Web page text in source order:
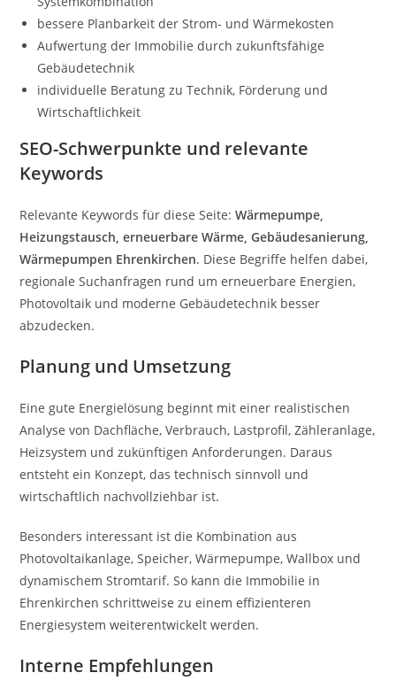
bessere Planbarkeit der Strom- und Wärmekosten
Aufwertung der Immobilie durch zukunftsfähige
Gebäudetechnik
individuelle Beratung zu Technik, Förderung und
Wirtschaftlichkeit
SEO-Schwerpunkte und relevante
Keywords
Relevante Keywords für diese Seite:Wärmepumpe,
Heizungstausch, erneuerbare Wärme, Gebäudesanierung,
Wärmepumpen Ehrenkirchen. Diese Begriffe helfen dabei,
regionale Suchanfragen rund um erneuerbare Energien,
Photovoltaik und moderne Gebäudetechnik besser
abzudecken.
Planung und Umsetzung
Eine gute Energielösung beginnt mit einer realistischen
Analyse von Dachfläche, Verbrauch, Lastprofil, Zähleranlage,
Heizsystem und zukünftigen Anforderungen. Daraus
entsteht ein Konzept, das technisch sinnvoll und
wirtschaftlich nachvollziehbar ist.
Besonders interessant ist die Kombination aus
Photovoltaikanlage, Speicher, Wärmepumpe, Wallbox und
dynamischem Stromtarif. So kann die Immobilie in
Ehrenkirchen schrittweise zu einem effizienteren
Energiesystem weiterentwickelt werden.
Interne Empfehlungen